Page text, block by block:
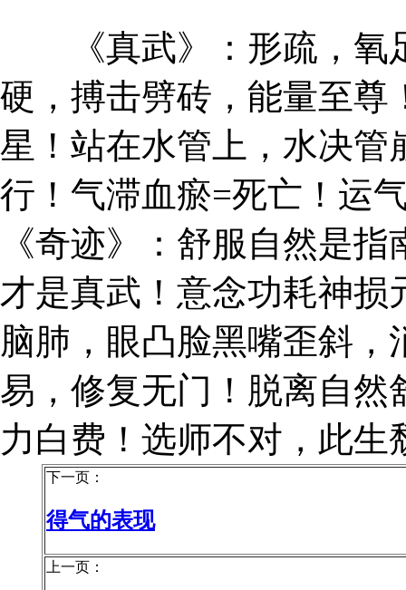
《真武》：形疏，氧
硬，搏击劈砖，能量至尊
星！站在水管上，水决管
行！气滞血瘀=死亡！运
《奇迹》：舒服自然是
才是真武！意念功耗神
脑肺，眼凸脸黑嘴歪斜
易，修复无门！脱离自然
力白费！选师不对，此生
下一页：
得气的表现
上一页：